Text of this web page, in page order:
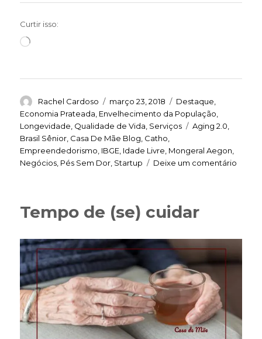
Curtir isso:
Carregando...
Autor
Rachel Cardoso
Publicado
em
março 23, 2018 Categorias
Destaque
Economia Prateada Envelhecimento da População
Longevidade Qualidade de Vida Serviços Tags
Aging 2.0
Brasil Sênior Casa De Mãe Blog Catho
Empreendedorismo IBGE Idade Livre Mongeral Aegon
Negócios Pés Sem Dor Startup Deixe um comentário
Tempo de (se) cuidar